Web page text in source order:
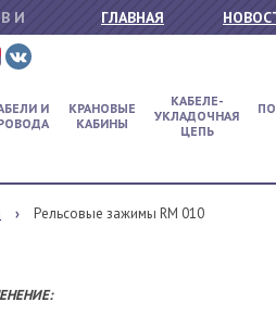
И
ГЛАВНАЯ
И
КРАНОВЫЕ
КАБИНЫ
КАБЕЛЕ-
УКЛАДОЧНАЯ
ЦЕПЬ
Рельсовые зажимы RM 010